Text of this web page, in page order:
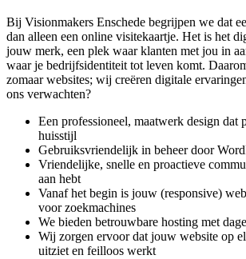
Bij Visionmakers Enschede begrijpen we dat
dan alleen een online visitekaartje. Het is het
jouw merk, een plek waar klanten met jou in
waar je bedrijfsidentiteit tot leven komt.
zomaar websites; wij creëren digitale
ons verwachten?
Een professioneel, maatwerk design dat
huisstijl
Gebruiksvriendelijk in beheer door
Vriendelijke, snelle en proactieve
aan hebt
Vanaf het begin is jouw (responsive)
voor zoekmachines
We bieden betrouwbare hosting met
Wij zorgen ervoor dat jouw website op
uitziet en feilloos werkt